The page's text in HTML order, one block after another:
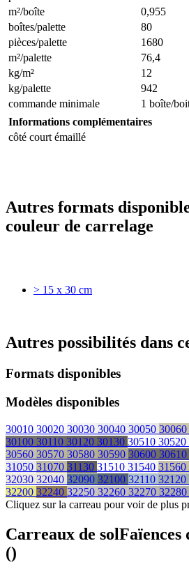
m²/boîte
0,955
boîtes/palette
80
pièces/palette
1680
m²/palette
76,4
kg/m²
12
kg/palette
942
commande minimale
1 boîte/
Informations complémentaires
côté court émaillé
Autres formats
couleur de carrelage
> 15 x 30 cm
Autres possibilités dans
Formats disponibles
Modèles disponibles
30010 30020 30030 30040 30050 30060
30100 30110 30120 30130 30510 30520
30560 30570 30580 30590 30600 30610
31050 31070 31130 31510 31540 31560
32030 32040 32090 32100 32110 32120
32200 32240 32250 32260 32270 32280
Cliquez sur la carreau pour voir de plus
Carreaux de solFaïences
()